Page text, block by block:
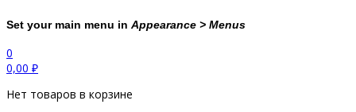
Set your main menu in Appearance > Menus
0
0,00 ₽
Нет товаров в корзине